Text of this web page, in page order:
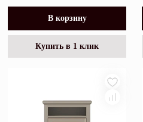
В корзину
Купить в 1 клик